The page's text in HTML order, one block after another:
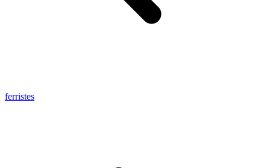
ferristes